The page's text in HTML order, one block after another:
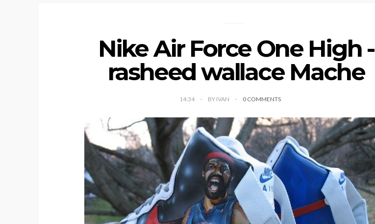
Nike Air Force One High -
rasheed wallace Mache
14:34 BY IVAN 0 COMMENTS